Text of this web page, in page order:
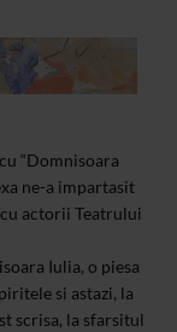
“Domnisoara
ne-a impartasit
actorii Teatrului
Iulia, o piesa
si astazi, la
scrisa, la sfarsitul